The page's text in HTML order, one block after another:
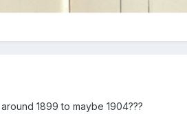
1899 to maybe 1904???